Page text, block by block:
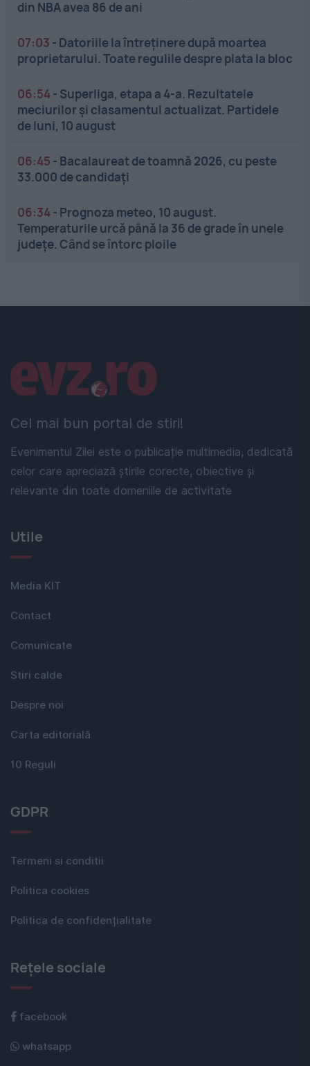
din NBA avea 86 de ani
07:03 - Datoriile la întreținere după moartea
proprietarului. Toate regulile despre plata la bloc
06:54- Superliga, etapa a 4-a. Rezultatele
meciurilor și clasamentul actualizat. Partidele
de luni, 10 august
06:45 - Bacalaureat de toamnă 2026, cu peste
33.000 de candidați
06:34- Prognoza meteo, 10 august.
Temperaturile urcă până la 36 de grade în unele
județe. Când se întorc ploile
Cel mai bun portal de stiri!
Evenimentul Zilei este o publicație multimedia, dedicată
celor care apreciază știrile corecte, obiective și
relevante din toate domeniile de activitate
Linkuri utile
Utile
Media KIT
Contact
Comunicate
Stiri calde
Despre noi
Carta editorială
10 Reguli
GDPR
Termeni si conditii
Politica cookies
Politica de confidențialitate
Rețele sociale
facebook
whatsapp